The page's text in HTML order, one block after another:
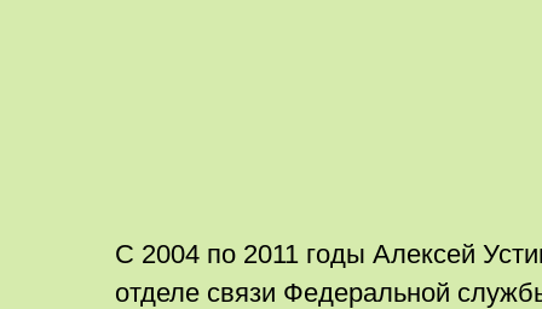
С 2004 по 2011 годы Алексей
отделе связи Федеральной